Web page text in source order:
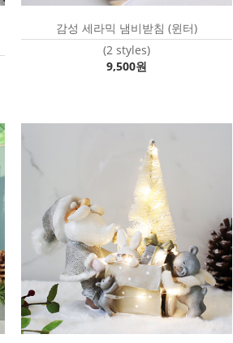
감성 세라믹 냄비받침 (윈터)
(2 styles)
9,500원